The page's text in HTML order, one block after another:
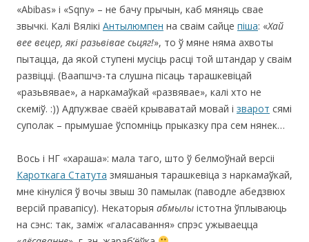
«Abibas» i «Sqny» – не бачу прычын, каб мяняць свае
звычкі. Калі Вялікі Антылюмпен на сваім сайце піша: «Хай
вее вецер, які разьвівае сьцяг!», то ў мяне няма ахвоты
пытацца, да якой ступені мусіць расці той штандар у сваім
развіцці. (Ваапшчэ-та слушна пісаць тарашкевіцай
«разьвявае», а наркамаўкай «развявае», калі хто не
скеміў. :)) Адпужвае сваёй крываватай мовай і зварот сямі
суполак – прымушае ўспомніць прыказку пра сем нянек…
Вось і НГ «хараша»: мала таго, што ў белмоўнай версіі
Кароткага Статута змяшаныя тарашкевіца з наркамаўкай,
мне кінуліся ў вочы звыш 30 памылак (паводле абедзвюх
версій правапісу). Некаторыя абмылы істотна ўплываюць
на сэнс: так, заміж «галасавання» спрэс ужываецца